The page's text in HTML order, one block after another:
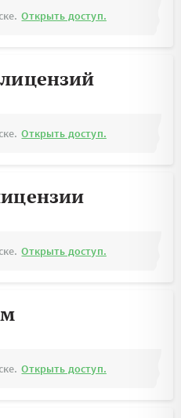
Открыть доступ.
Открыть доступ.
Открыть доступ.
Открыть доступ.